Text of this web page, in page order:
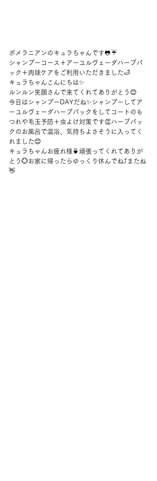
ポメラニアンのキュラちゃんです🐸☔
シャンプーコース＋アーユルヴェーダハーブパ
ック＋肉球ケアをご利用いただきました🛁
キュラちゃんこんにちは✨
ルンルン笑顔さんで来てくれてありがとう😊
今日はシャンプーDAYだね✨シャンプーしてア
ーユルヴェーダハーブパックをしてコートのも
つれや毛玉予防＋虫よけ対策です👏ハーブパッ
クのお風呂で温浴、気持ちよさそうに入ってく
れました😊
キュラちゃんお疲れ様🍵頑張ってくれてありが
とう💮お家に帰ったらゆっくり休んでね⤴またね
👋